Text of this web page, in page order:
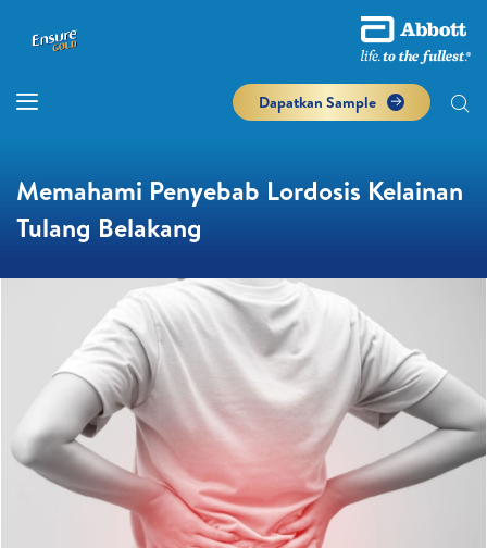
Dapatkan Sample
Memahami Penyebab Lordosis Kelainan
Tulang Belakang